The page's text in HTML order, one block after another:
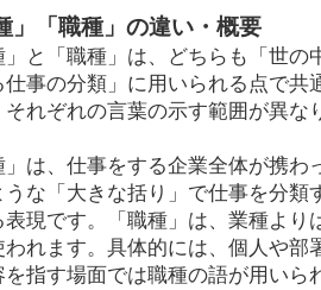
」「職種」の違い・概要
」と「職種」は、どちらも「世の
仕事の分類」に用いられる点で共
れぞれの言葉の示す範囲が異な
」は、仕事をする企業全体が携わ
うな「大きな括り」で仕事を分類
表現です。「職種」は、業種より
われます。具体的には、個人や部
指す場面では職種の語が用いら